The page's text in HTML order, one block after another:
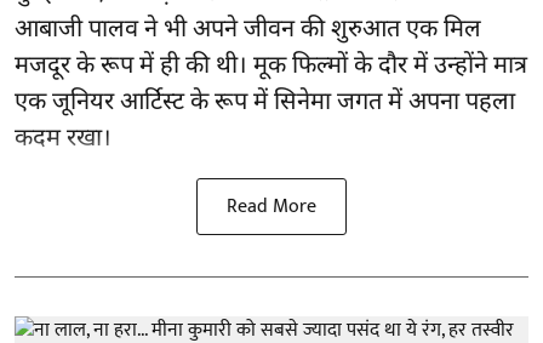
आबाजी पालव ने भी अपने जीवन की शुरुआत एक मिल
मजदूर के रूप में ही की थी। मूक फिल्मों के दौर में उन्होंने मात्र
एक जूनियर आर्टिस्ट के रूप में सिनेमा जगत में अपना पहला
कदम रखा।
Read More